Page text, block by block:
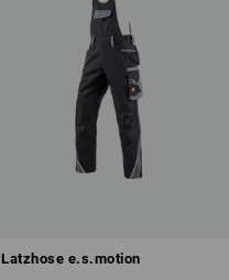
Latzhose e.s.motion